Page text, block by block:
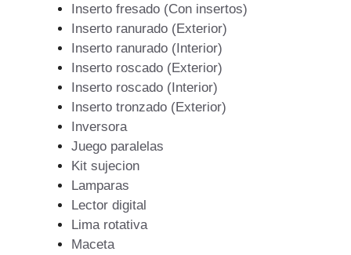
Inserto fresado (Con insertos)
Inserto ranurado (Exterior)
Inserto ranurado (Interior)
Inserto roscado (Exterior)
Inserto roscado (Interior)
Inserto tronzado (Exterior)
Inversora
Juego paralelas
Kit sujecion
Lamparas
Lector digital
Lima rotativa
Maceta